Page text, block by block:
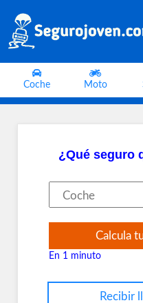
Coche Moto
¿Qué seguro
Calcula
En 1 minuto
Recibir